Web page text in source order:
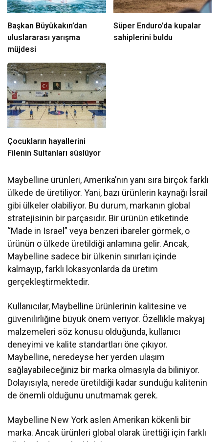
Başkan Büyükakın’dan
uluslararası yarışma
müjdesi
Süper Enduro’da kupalar
sahiplerini buldu
Çocukların hayallerini
Filenin Sultanları süslüyor
Maybelline ürünleri, Amerika’nın yanı sıra birçok farklı
ülkede de üretiliyor. Yani, bazı ürünlerin kaynağı İsrail
gibi ülkeler olabiliyor. Bu durum, markanın global
stratejisinin bir parçasıdır. Bir ürünün etiketinde
“Made in Israel” veya benzeri ibareler görmek, o
ürünün o ülkede üretildiği anlamına gelir. Ancak,
Maybelline sadece bir ülkenin sınırları içinde
kalmayıp, farklı lokasyonlarda da üretim
gerçekleştirmektedir.
Kullanıcılar, Maybelline ürünlerinin kalitesine ve
güvenilirliğine büyük önem veriyor. Özellikle makyaj
malzemeleri söz konusu olduğunda, kullanıcı
deneyimi ve kalite standartları öne çıkıyor.
Maybelline, neredeyse her yerden ulaşım
sağlayabileceğiniz bir marka olmasıyla da biliniyor.
Dolayısıyla, nerede üretildiği kadar sunduğu kalitenin
de önemli olduğunu unutmamak gerek.
Maybelline New York aslen Amerikan kökenli bir
marka. Ancak ürünleri global olarak ürettiği için farklı